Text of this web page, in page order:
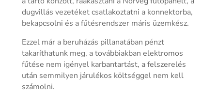
dugvillás vezetéket csatlakoztatni a konnektorba,
bekapcsolni és a fűtésrendszer máris üzemkész.
Ezzel már a beruházás pillanatában pénzt
takaríthatunk meg, a továbbiakban elektromos
fűtése nem igényel karbantartást, a felszerelés
után semmilyen járulékos költséggel nem kell
számolni.